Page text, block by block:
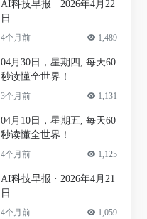
AI科技早报 · 2026年4月22
日
4个月前 1,489
04月30日，星期四, 每天60
秒读懂全世界！
3个月前 1,131
04月10日，星期五, 每天60
秒读懂全世界！
4个月前 1,125
AI科技早报 · 2026年4月21
日
4个月前 1,059